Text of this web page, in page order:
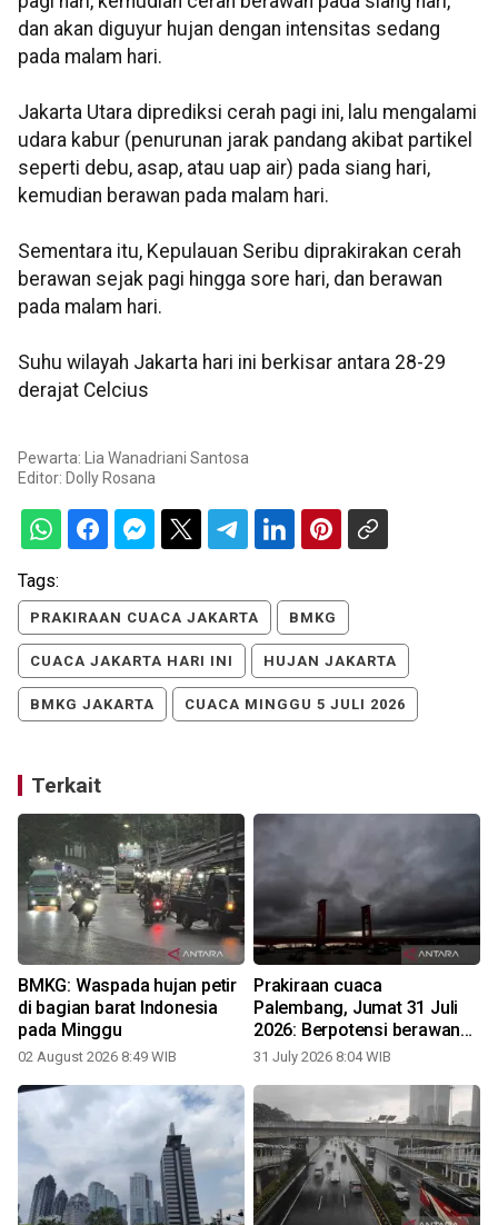
dan akan diguyur hujan dengan intensitas sedang
pada malam hari.
Jakarta Utara diprediksi cerah pagi ini, lalu mengalami
udara kabur (penurunan jarak pandang akibat partikel
seperti debu, asap, atau uap air) pada siang hari,
kemudian berawan pada malam hari.
Sementara itu, Kepulauan Seribu diprakirakan cerah
berawan sejak pagi hingga sore hari, dan berawan
pada malam hari.
Suhu wilayah Jakarta hari ini berkisar antara 28-29
derajat Celcius
Pewarta: Lia Wanadriani Santosa
Editor: Dolly Rosana
Tags:
PRAKIRAAN CUACA JAKARTA BMKG
CUACA JAKARTA HARI INI HUJAN JAKARTA
BMKG JAKARTA CUACA MINGGU 5 JULI 2026
Terkait
BMKG: Waspada hujan petir
di bagian barat Indonesia
pada Minggu
02 August 2026 8:49 WIB
Prakiraan cuaca
Palembang, Jumat 31 Juli
2026: Berpotensi berawan
tebal
31 July 2026 8:04 WIB